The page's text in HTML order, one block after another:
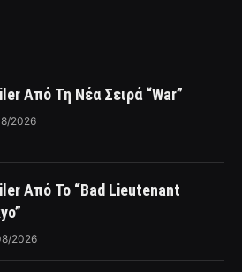
Από Τη Νέα Σειρά “War”
2026
Από Το “Bad Lieutenant
2026